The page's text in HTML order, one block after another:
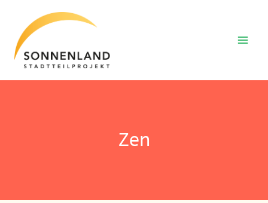
Inhalt
springen
Zen